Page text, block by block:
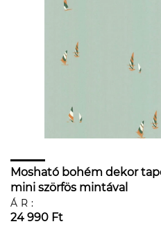
Mosható bohém dekor
mini szörfös mintával
ÁR:
24 990 Ft